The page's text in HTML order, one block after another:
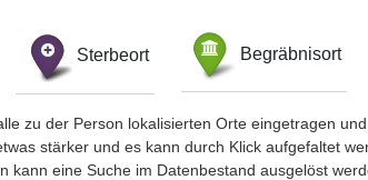
Sterbeort Begräbnisort
zu der Person lokalisierten Orte eingetragen
stärker und es kann durch Klick aufgefaltet
eine Suche im Datenbestand ausgelöst